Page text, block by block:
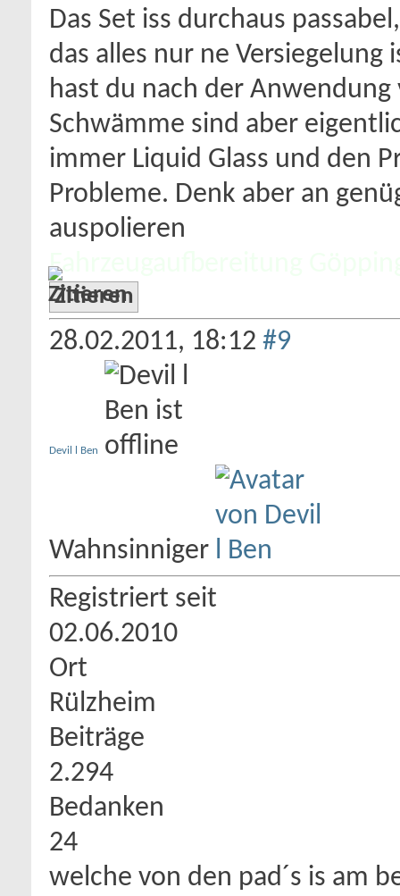
Das Set iss durchaus
das alles nur ne Versiegelung
hast du nach der
Schwämme sind aber
immer Liquid Glass und den
Probleme. Denk aber an
auspolieren
Fahrzeugaufbereitung
Zitieren
28.02.2011, 18:12 #9
Devil l Ben
Wahnsinniger
Registriert seit
02.06.2010
Ort
Rülzheim
Beiträge
2.294
Bedanken
24
welche von den pad´s is am